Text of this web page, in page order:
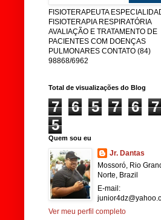
FISIOTERAPEUTA
FISIOTERAPIA RESPIRATÓRIA
AVALIAÇÃO E TRATAMENTO DE
PACIENTES COM DOENÇAS
PULMONARES CONTATO (84)
98868/6962
Total de visualizações do Blog
7 6 5 7 6
7
5
Quem sou eu
Jr. Dantas
Mossoró, Rio
Norte, Brazil
E-mail:
Ver meu perfil completo